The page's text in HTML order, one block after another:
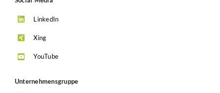
LinkedIn
Xing
YouTube
Unternehmensgruppe